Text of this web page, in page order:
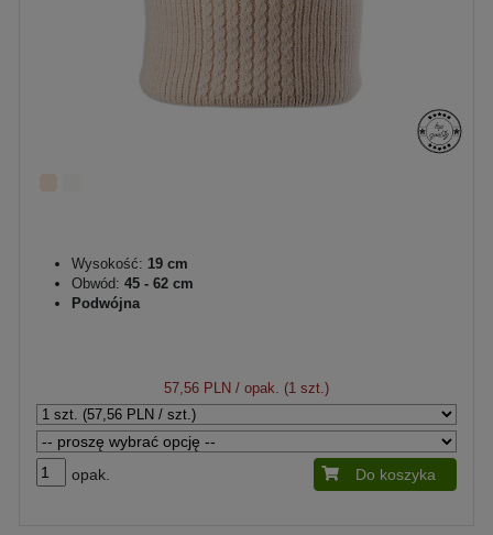
Wysokość: 19 cm
Obwód: 45 - 62 cm
Podwójna
57,56 PLN / opak. (1 szt.)
opak. Do koszyka